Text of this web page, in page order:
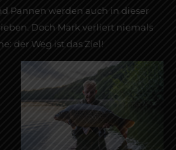
Pannen werden auch in dieser
Doch Mark verliert niemals
der Weg ist das Ziel!